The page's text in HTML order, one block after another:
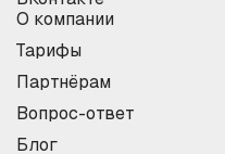
О компании
Тарифы
Партнёрам
Вопрос-ответ
Блог